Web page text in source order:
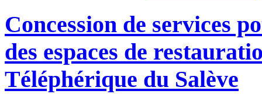
Concession de services
des espaces de
Téléphérique du Salève